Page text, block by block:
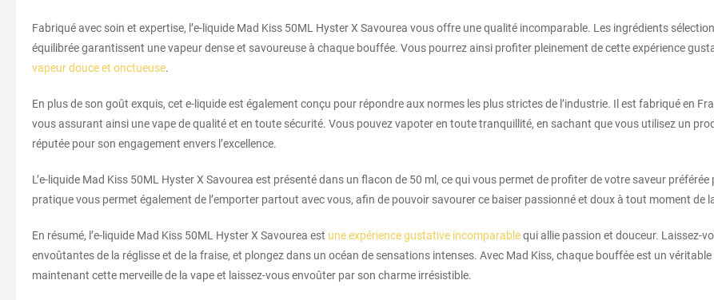
Fabriqué avec soin et expertise, l’e-liquide Mad Kiss 50ML Hyster X Savourea vous offre une qualité incomparable. Les ingrédients
équilibrée garantissent une vapeur dense et savoureuse à chaque bouffée. Vous pourrez ainsi profiter pleinement de cette expérience
vapeur douce et onctueuse.
En plus de son goût exquis, cet e-liquide est également conçu pour répondre aux normes les plus strictes de l’industrie. Il est fabriqué en
vous assurant ainsi une vape de qualité et en toute sécurité. Vous pouvez vapoter en toute tranquillité, en sachant que vous utilisez un
réputée pour son engagement envers l’excellence.
L’e-liquide Mad Kiss 50ML Hyster X Savourea est présenté dans un flacon de 50 ml, ce qui vous permet de profiter de votre saveur
pratique vous permet également de l’emporter partout avec vous, afin de pouvoir savourer ce baiser passionné et doux à tout moment de
En résumé, l’e-liquide Mad Kiss 50ML Hyster X Savourea est une expérience gustative incomparablequi allie passion et douceur. Laissez-
envoûtantes de la réglisse et de la fraise, et plongez dans un océan de sensations intenses. Avec Mad Kiss, chaque bouffée est un
maintenant cette merveille de la vape et laissez-vous envoûter par son charme irrésistible.